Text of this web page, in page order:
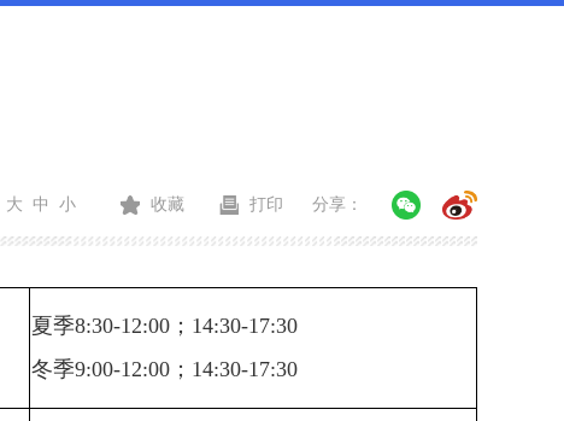
大 中 小 收藏 打印 分享：
夏季8:30-12:00； 14:30-17:30
冬季9:00-12:00；14:30-17:30